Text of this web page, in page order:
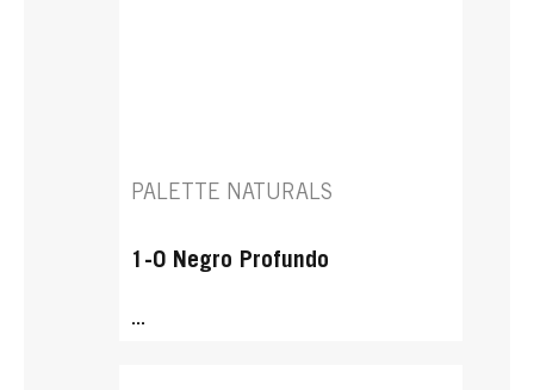
PALETTE NATURALS
1-0 Negro Profundo
...